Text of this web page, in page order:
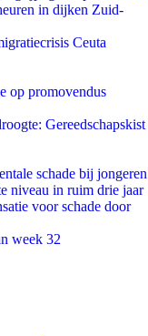
in dijken Zuid-
Ceuta
op promovendus
Gereedschapskist
schade bij jongeren
niveau in ruim drie jaar
voor schade door
week 32